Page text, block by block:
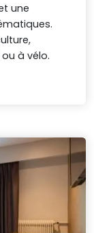
une
à vélo.